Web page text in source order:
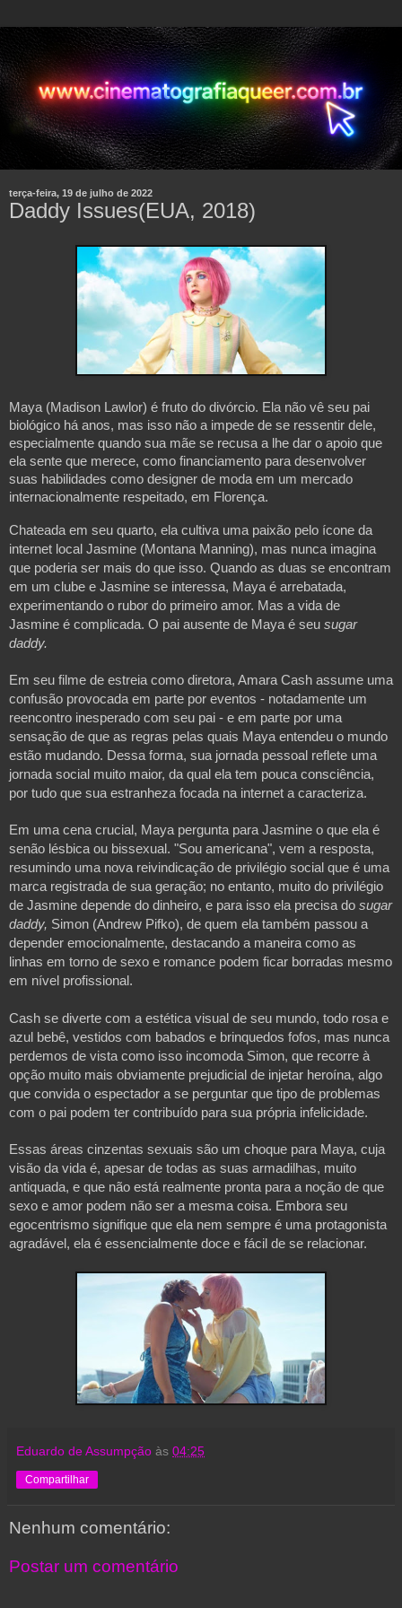
terça-feira, 19 de julho de 2022
Daddy Issues(EUA, 2018)
Maya (Madison Lawlor) é fruto do divórcio. Ela não vê seu pai
biológico há anos, mas isso não a impede de se ressentir dele,
especialmente quando sua mãe se recusa a lhe dar o apoio que
ela sente que merece, como financiamento para desenvolver
suas habilidades como designer de moda em um mercado
internacionalmente respeitado, em Florença.
Chateada em seu quarto, ela cultiva uma paixão pelo ícone da
internet local Jasmine (Montana Manning), mas nunca imagina
que poderia ser mais do que isso. Quando as duas se encontram
em um clube e Jasmine se interessa, Maya é arrebatada,
experimentando o rubor do primeiro amor. Mas a vida de
Jasmine é complicada. O pai ausente de Maya é seu sugar
daddy.
Em seu filme de estreia como diretora, Amara Cash assume uma
confusão provocada em parte por eventos - notadamente um
reencontro inesperado com seu pai - e em parte por uma
sensação de que as regras pelas quais Maya entendeu o mundo
estão mudando. Dessa forma, sua jornada pessoal reflete uma
jornada social muito maior, da qual ela tem pouca consciência,
por tudo que sua estranheza focada na internet a caracteriza.
Em uma cena crucial, Maya pergunta para Jasmine o que ela é
senão lésbica ou bissexual. "Sou americana", vem a resposta,
resumindo uma nova reivindicação de privilégio social que é uma
marca registrada de sua geração; no entanto, muito do privilégio
de Jasmine depende do dinheiro, e para isso ela precisa do sugar
daddy, Simon (Andrew Pifko), de quem ela também passou a
depender emocionalmente, destacando a maneira como as
linhas em torno de sexo e romance podem ficar borradas mesmo
em nível profissional.
Cash se diverte com a estética visual de seu mundo, todo rosa e
azul bebê, vestidos com babados e brinquedos fofos, mas nunca
perdemos de vista como isso incomoda Simon, que recorre à
opção muito mais obviamente prejudicial de injetar heroína, algo
que convida o espectador a se perguntar que tipo de problemas
com o pai podem ter contribuído para sua própria infelicidade.
Essas áreas cinzentas sexuais são um choque para Maya, cuja
visão da vida é, apesar de todas as suas armadilhas, muito
antiquada, e que não está realmente pronta para a noção de que
sexo e amor podem não ser a mesma coisa. Embora seu
egocentrismo signifique que ela nem sempre é uma protagonista
agradável, ela é essencialmente doce e fácil de se relacionar.
Eduardo de Assumpção às 04:25
Compartilhar
Nenhum comentário:
Postar um comentário